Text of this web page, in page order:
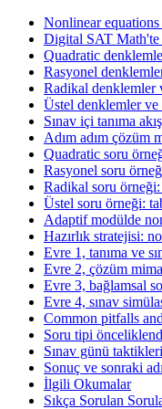
Nonlinear
Digital SAT Math'te
Quadratic
Rasyonel
Radikal denklemler
Üstel denklemler ve
Sınav içi tanıma
Adım adım çözüm
Quadratic soru
Rasyonel soru
Radikal soru örneği:
Üstel soru örneği:
Adaptif modülde
Hazırlık stratejisi:
Evre 1, tanıma ve
Evre 2, çözüm
Evre 3, bağlamsal
Evre 4, sınav
Common pitfalls
Soru tipi
Sınav günü
Sonuç ve sonraki
İlgili Okumalar
Sıkça Sorulan